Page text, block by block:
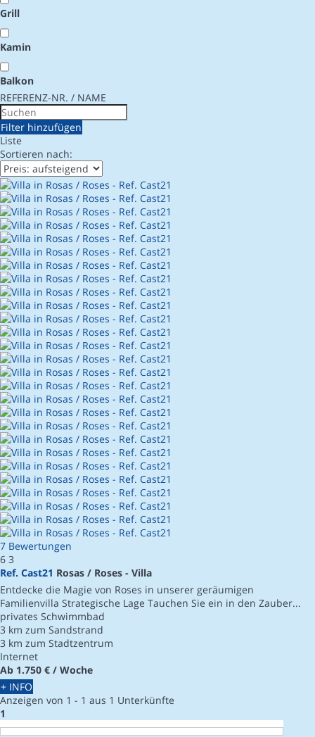
Grill
Kamin
Balkon
REFERENZ-NR. / NAME
Filter hinzufügen
Liste
Sortieren nach:
7 Bewertungen
6 3
Ref. Cast21 Rosas / Roses - Villa
Entdecke die Magie von Roses in unserer geräumigen
Familienvilla Strategische Lage Tauchen Sie ein in den Zauber...
privates Schwimmbad
3 km zum Sandstrand
3 km zum Stadtzentrum
Internet
Ab 1.750 € / Woche
+ INFO
Anzeigen von 1 - 1 aus 1 Unterkünfte
1